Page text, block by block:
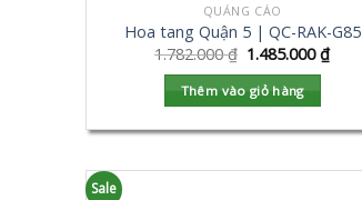
QUẢNG CÁO
Hoa tang Quận 5 | QC-RAK-G85
1.782.000₫ 1.485.000₫
Thêm vào giỏ hàng
Sale